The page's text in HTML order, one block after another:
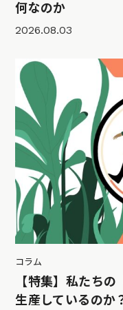
何なのか
2026.08.03
コラム
【特集】私たち
生産しているのか